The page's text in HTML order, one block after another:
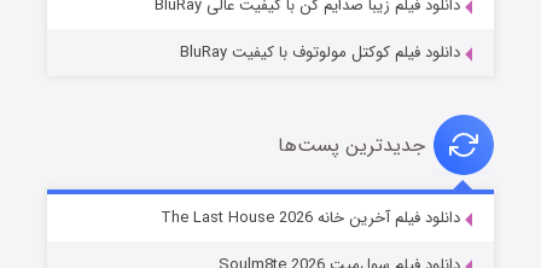
خاندان اژدها فصل ۳
دانلود فیلم زیبا صدایم کن با کیفیت عالی BluRay
دانلود فیلم کوکتل مولوتوف با کیفیت BluRay
جدیدترین پست‌ها
دانلود فیلم آخرین خانه The Last House 2026